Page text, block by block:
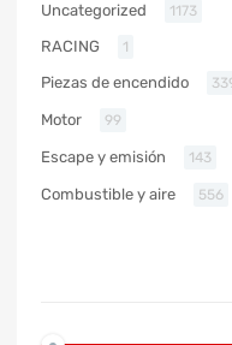
Uncategorized 1173
RACING 1
Piezas de encendido
Motor 99
Escape y emisión 143
Combustible y aire 556